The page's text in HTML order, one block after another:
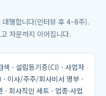
행합니다(인터뷰 후 4~8주).
자문까지 이어집니다.
색 · 설립등기증(CI) · 사업자
이사/주주/회사비서 명부 ·
회사직인 세트 · 업종·사업